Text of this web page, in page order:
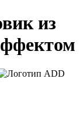
из